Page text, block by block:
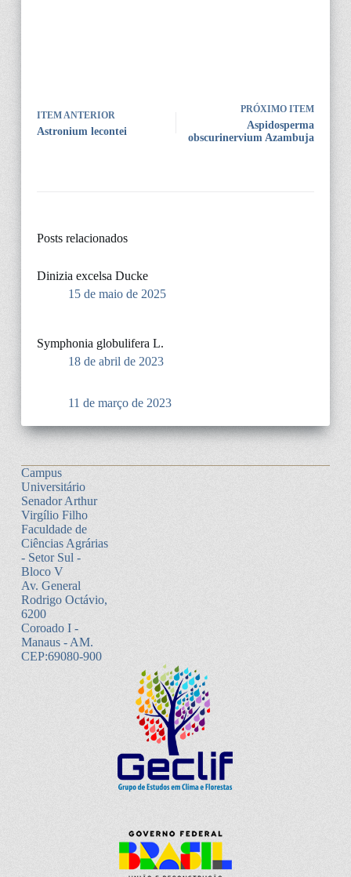
ITEM ANTERIOR
Astronium lecontei
PRÓXIMO ITEM
Aspidosperma
obscurinervium Azambuja
Posts relacionados
Dinizia excelsa Ducke
15 de maio de 2025
Symphonia globulifera L.
18 de abril de 2023
11 de março de 2023
Campus
Universitário
Senador Arthur
Virgílio Filho
Faculdade de
Ciências Agrárias
- Setor Sul -
Bloco V
Av. General
Rodrigo Octávio,
6200
Coroado I -
Manaus - AM.
CEP:69080-900